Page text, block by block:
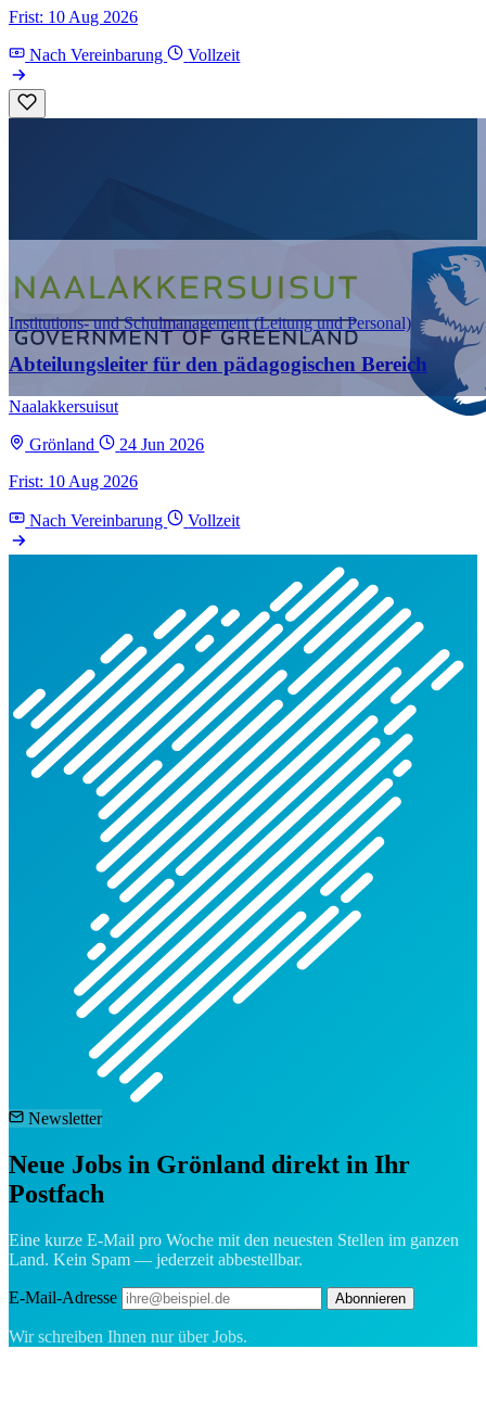
Frist: 10 Aug 2026
Nach Vereinbarung Vollzeit
Institutions- und Schulmanagement (Leitung und Personal)
Abteilungsleiter für den pädagogischen Bereich
Naalakkersuisut
Grönland
24 Jun 2026
Frist: 10 Aug 2026
Nach Vereinbarung Vollzeit
Newsletter
Neue Jobs in Grönland direkt in Ihr
Postfach
Eine kurze E-Mail pro Woche mit den neuesten Stellen im ganzen
Land. Kein Spam — jederzeit abbestellbar.
E-Mail-Adresse Abonnieren
Wir schreiben Ihnen nur über Jobs.